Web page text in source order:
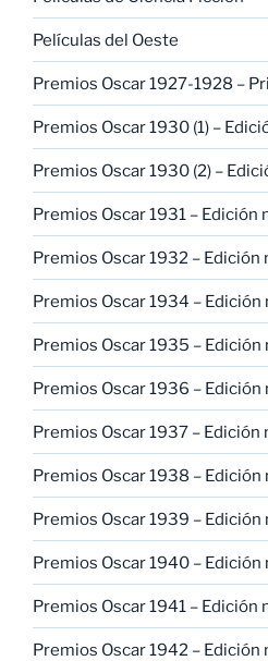
Películas del Oeste
Premios Oscar 1927-1928 –
Premios Oscar 1930 (1) –
Premios Oscar 1930 (2) –
Premios Oscar 1931 – Edición
Premios Oscar 1932 – Edición
Premios Oscar 1934 – Edición
Premios Oscar 1935 – Edición
Premios Oscar 1936 –
Premios Oscar 1937 – Edición
Premios Oscar 1938 – Edición
Premios Oscar 1939 – Edición
Premios Oscar 1940 – Edición
Premios Oscar 1941 – Edición
Premios Oscar 1942 – Edición